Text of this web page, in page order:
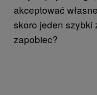
akceptować
skoro jeden szybki
zapobiec?